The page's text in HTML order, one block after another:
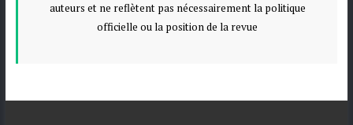
auteurs et ne reflètent pas nécessairement la politique
officielle ou la position de la revue